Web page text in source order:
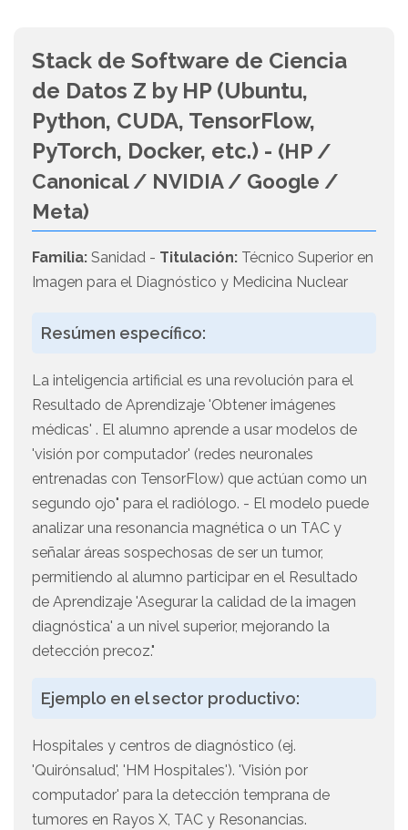
Stack de Software de Ciencia
de Datos Z by HP (Ubuntu,
Python, CUDA, TensorFlow,
PyTorch, Docker, etc.) - (HP /
Canonical / NVIDIA / Google /
Meta)
Familia: Sanidad - Titulación: Técnico Superior en
Imagen para el Diagnóstico y Medicina Nuclear
Resúmen específico:
La inteligencia artificial es una revolución para el
Resultado de Aprendizaje 'Obtener imágenes
médicas' . El alumno aprende a usar modelos de
'visión por computador' (redes neuronales
entrenadas con TensorFlow) que actúan como un
segundo ojo" para el radiólogo. - El modelo puede
analizar una resonancia magnética o un TAC y
señalar áreas sospechosas de ser un tumor,
permitiendo al alumno participar en el Resultado
de Aprendizaje 'Asegurar la calidad de la imagen
diagnóstica' a un nivel superior, mejorando la
detección precoz."
Ejemplo en el sector productivo:
Hospitales y centros de diagnóstico (ej.
'Quirónsalud', 'HM Hospitales'). 'Visión por
computador' para la detección temprana de
tumores en Rayos X, TAC y Resonancias.